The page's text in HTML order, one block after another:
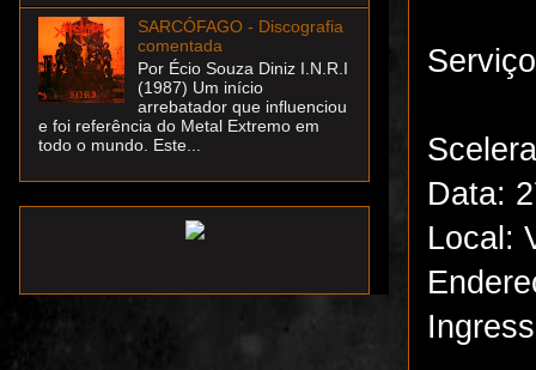
Data:
Local:
SARCÓFAGO - Discografia
comentada
Por Écio Souza Diniz I.N.R.I
(1987) Um início
arrebatador que influenciou
e foi referência do Metal Extremo em
todo o mundo. Este...